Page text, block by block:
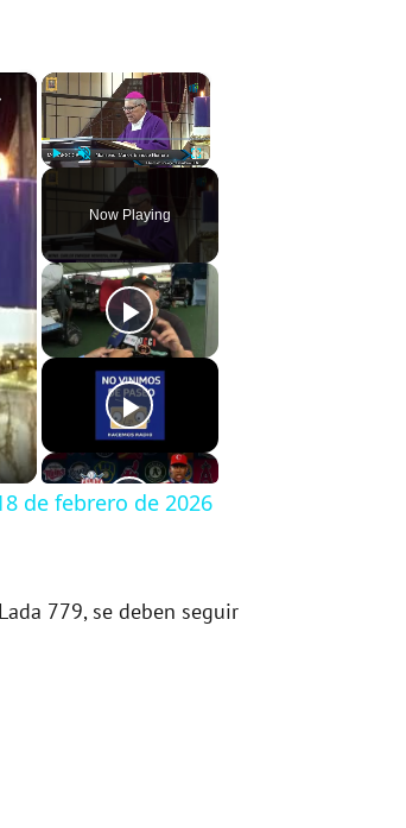
×
Fullscreen
Now Playing
×
de febrero de 2026
779, se deben seguir